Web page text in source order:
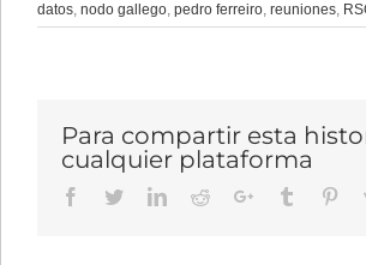
datos, nodo gallego, pedro ferreiro, reuniones,
Para compartir esta
cualquier plataforma
Facebook
TwitterLinkedIn
RedditGoogle+Tumblr